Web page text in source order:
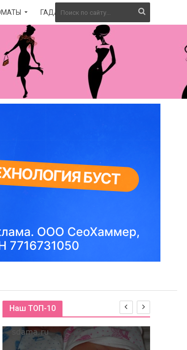
ГАДАНИЕ
Наш ТОП-10